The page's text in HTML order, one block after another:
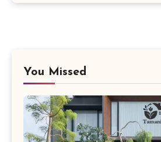
You Missed